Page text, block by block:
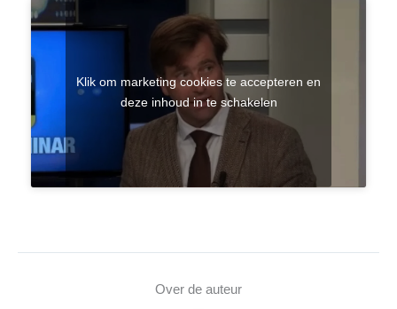
Klik om marketing cookies te accepteren en
deze inhoud in te schakelen
Over de auteur